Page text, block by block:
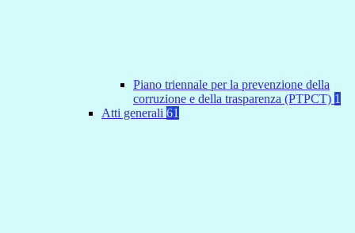
Piano triennale per la prevenzione della
corruzione e della trasparenza (PTPCT) 1
Atti generali 61